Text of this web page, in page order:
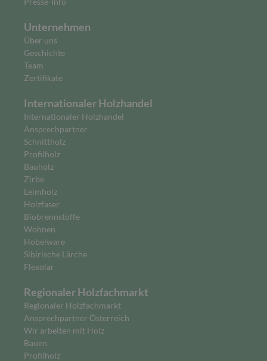
Unternehmen
Über uns
Geschichte
Team
Zertifikate
Internationaler Holzhandel
Internationaler Holzhandel
Ansprechpartner
Schnittholz
Profilholz
Bauholz
Zirbe
Leimholz
Holzfaser
Biobrennstoffe
Wohnen
Hobelware
Sibirische Lärche
Flexolar
Regionaler Holzfachmarkt
Regionaler Holzfachmarkt
Ansprechpartner Österreich
Wir arbeiten mit Holz
Bauen
Profilholz